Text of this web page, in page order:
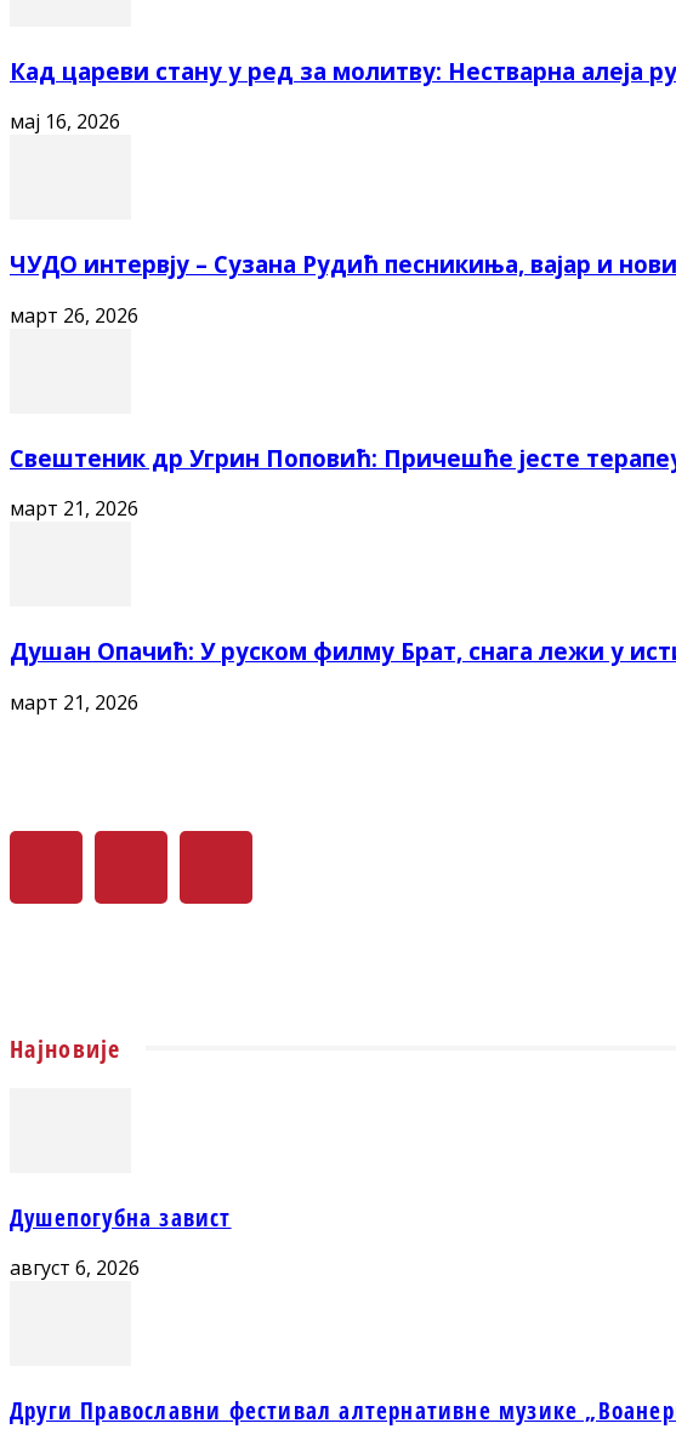
Кад цареви стану у ред за молитву: Нестварна алеја
мај 16, 2026
ЧУДО интервју – Сузана Рудић песникиња, вајар и
март 26, 2026
Свештеник др Угрин Поповић: Причешће јесте
март 21, 2026
Душан Опачић: У руском филму Брат, снага лежи у
март 21, 2026
Најновије
Душепогубна завист
август 6, 2026
Други Православни фестивал алтернативне музике